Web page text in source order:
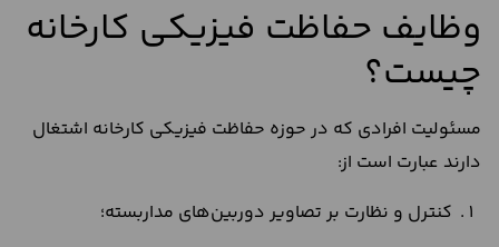
وظایف حفاظت فیزیکی کارخانه
چیست؟
مسئولیت افرادی که در حوزه حفاظت فیزیکی کارخانه اشتغال
دارند عبارت است از:
کنترل و نظارت بر تصاویر دوربین‌‌های مداربسته؛